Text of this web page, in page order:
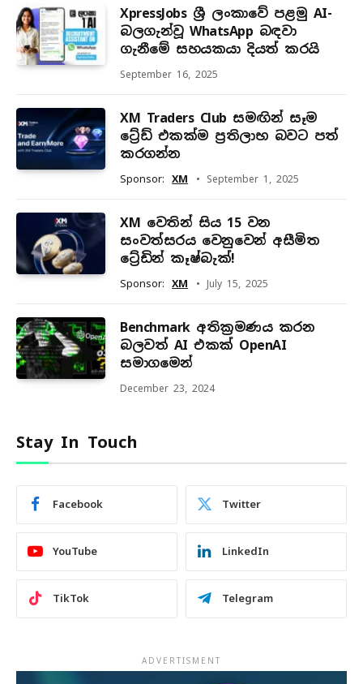
XpressJobs ශ්‍රී ලංකාවේ පළමු AI-
බලගැන්වූ WhatsApp බඳවා
ගැනීමේ සහයකයා දියත් කරයි
September 16, 2025
XM Traders Club සමඟින් සෑම
ට්‍රේඩ් එකක්ම ප්‍රතිලාභ බවට පත්
කරගන්න
Sponsor: XM September 1, 2025
XM වෙතින් සිය 15 වන
සංවත්සරය වෙනුවෙන් අසීමිත
ට්‍රේඩින් කෑෂ්බැක්!
Sponsor: XM July 15, 2025
Benchmark අතික්‍රමණය කරන
බලවත් AI එකක් OpenAI
සමාගමෙන්
December 23, 2024
Stay In Touch
Facebook Twitter
YouTube LinkedIn
TikTok Telegram
ADVERTISMENT